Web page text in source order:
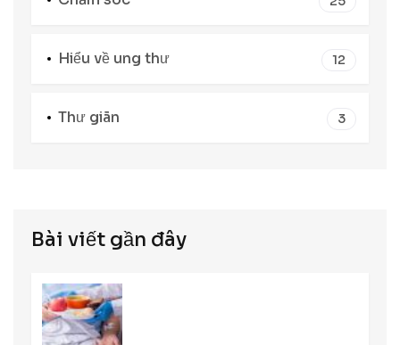
Hiểu về ung thư 12
Thư giãn 3
Bài viết gần đây